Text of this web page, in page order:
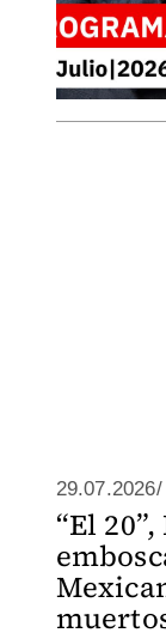
29.07.2026/
“El